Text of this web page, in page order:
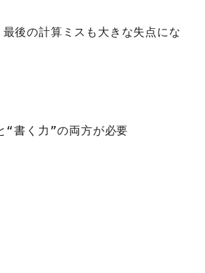
後の計算ミスも大きな失点にな
“書く力”の両方が必要